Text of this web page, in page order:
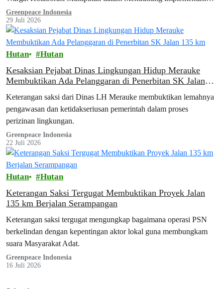
Kebijakan Pengelolaan Sampah” di Jakarta Future Hub, Jakarta
Pusat. Forum yang digagas oleh Greenpeace Indonesia, Dietplastik
Indonesia, Divers Clean Action, Indorelawan, WALHI Jakarta, dan
WALHI Nasional ini mempertemukan berbagai elemen masyarakat
sipil…
Greenpeace Indonesia
29 Juli 2026
Hutan Hutan
Kesaksian Pejabat Dinas Lingkungan Hidup Merauke
Membuktikan Ada Pelanggaran di Penerbitan SK Jalan
Keterangan saksi dari Dinas LH Merauke membuktikan lemahnya
pengawasan dan ketidakseriusan pemerintah dalam proses
perizinan lingkungan.
Greenpeace Indonesia
22 Juli 2026
Hutan Hutan
Keterangan Saksi Tergugat Membuktikan Proyek Jalan
135 km Berjalan Serampangan
Keterangan saksi tergugat mengungkap bagaimana operasi PSN
berkelindan dengan kepentingan aktor lokal guna membungkam
suara Masyarakat Adat.
Greenpeace Indonesia
16 Juli 2026